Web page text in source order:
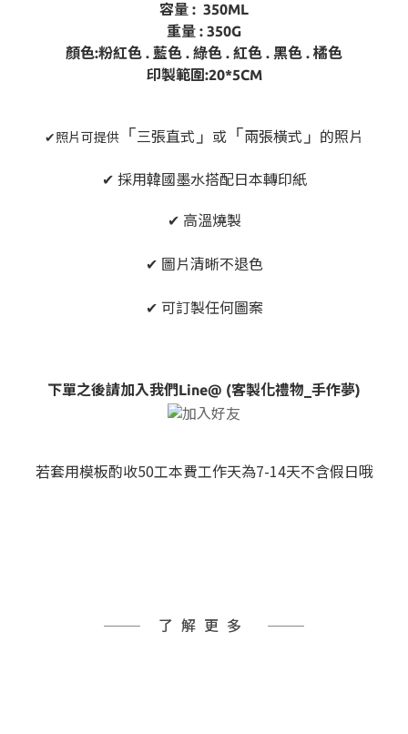
容量 : 350ML
重量 : 350G
顏色:粉紅色 . 藍色 . 綠色 . 紅色 . 黑色 . 橘色
印製範圍:20*5CM
✔照片可提供 「 三張直式 」 或 「 兩張橫式 」 的照片
✔ 採用韓國墨水搭配日本轉印紙
✔ 高溫燒製
✔ 圖片清晰不退色
✔ 可訂製任何圖案
下單之後請加入我們Line@ (客製化禮物_手作夢)
若套用模板酌收50工本費工作天為7-14天不含假日哦
了解更多